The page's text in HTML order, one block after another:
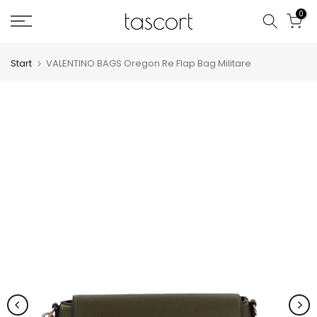
Zum
springen
0
Start VALENTINO BAGS Oregon Re Flap Bag Militare